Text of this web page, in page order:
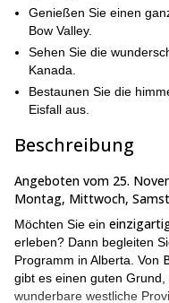
Genießen Sie einen
Bow Valley.
Sehen Sie die
Kanada.
Bestaunen Sie die
Eisfall aus.
Beschreibung
Angeboten vom 25.
Montag, Mittwoch,
Möchten Sie ein
erleben? Dann begleiten
Programm in Alberta. Von
gibt es einen guten
wunderbare westliche